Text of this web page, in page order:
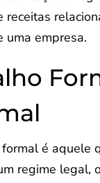
receitas
uma empresa.
é aquele
regime legal,